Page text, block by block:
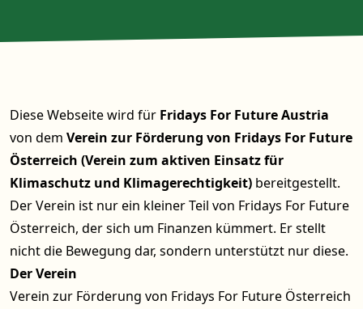
Diese Webseite wird fürFridays For Future Austria
von dem Verein zur Förderung von Fridays For Future
Österreich (Verein zum aktiven Einsatz für
Klimaschutz und Klimagerechtigkeit)bereitgestellt.
Der Verein ist nur ein kleiner Teil von Fridays For Future
Österreich, der sich um Finanzen kümmert. Er stellt
nicht die Bewegung dar, sondern unterstützt nur diese.
Der Verein
Verein zur Förderung von Fridays For Future Österreich